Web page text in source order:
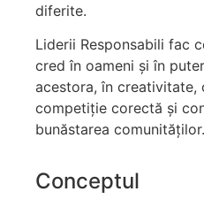
diferite.
Liderii Responsabili fac
cred în oameni și în
acestora, în creativitate,
competiție corectă și
bunăstarea comunităților.
Conceptul